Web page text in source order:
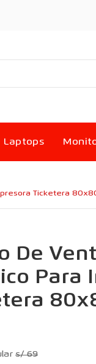
Laptops
Ticketera
De
Para
s/ 69